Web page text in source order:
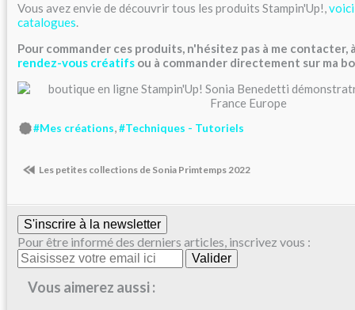
Vous avez envie de découvrir tous les produits Stampin'Up!,
catalogues.
Pour commander ces produits, n'hésitez pas à me contacter,
rendez-vous créatifs ou à commander directement sur ma
#Mes créations,#Techniques - Tutoriels
Les petites collections de Sonia Primtemps 2022
S'inscrire à la newsletter
Pour être informé des derniers articles, inscrivez vous :
Vous aimerez aussi :